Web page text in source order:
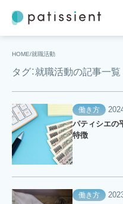
HOME 就職活動
タグ：就職活動の記事一覧
働き方
パティシエの
特徴
働き方